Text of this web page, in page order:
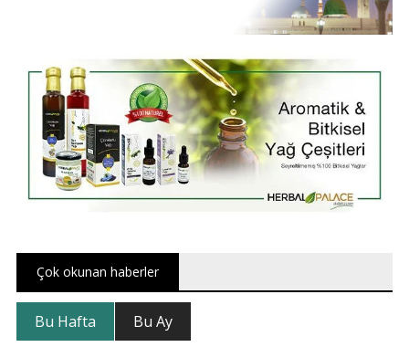
Çok okunan haberler
Bu Hafta Bu Ay